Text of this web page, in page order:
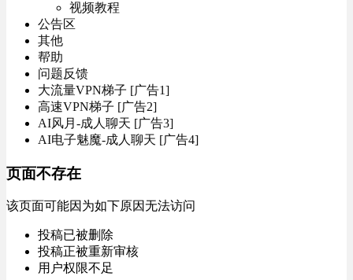
视频教程
公告区
其他
帮助
问题反馈
大流量VPN梯子 [广告1]
高速VPN梯子 [广告2]
AI风月-成人聊天 [广告3]
AI电子魅魔-成人聊天 [广告4]
页面不存在
该页面可能因为如下原因无法访问
投稿已被删除
投稿正被重新审核
用户权限不足